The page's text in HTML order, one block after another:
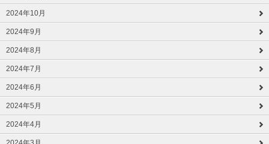
2024年10月
2024年9月
2024年8月
2024年7月
2024年6月
2024年5月
2024年4月